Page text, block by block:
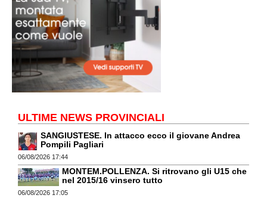
ULTIME NEWS PROVINCIALI
SANGIUSTESE. In attacco ecco il giovane Andrea
Pompili Pagliari
06/08/2026 17:44
MONTEM.POLLENZA. Si ritrovano gli U15 che
nel 2015/16 vinsero tutto
06/08/2026 17:05